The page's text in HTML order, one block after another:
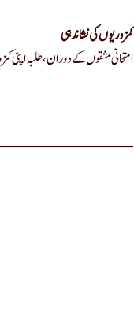
کمزوریوں کی نشاندہی
امتحانی مشقوں کے دوران، طلبہ اپنی